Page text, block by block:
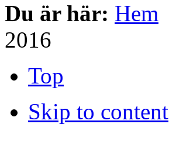
Du är här: Hem
2016
Top
Skip to content